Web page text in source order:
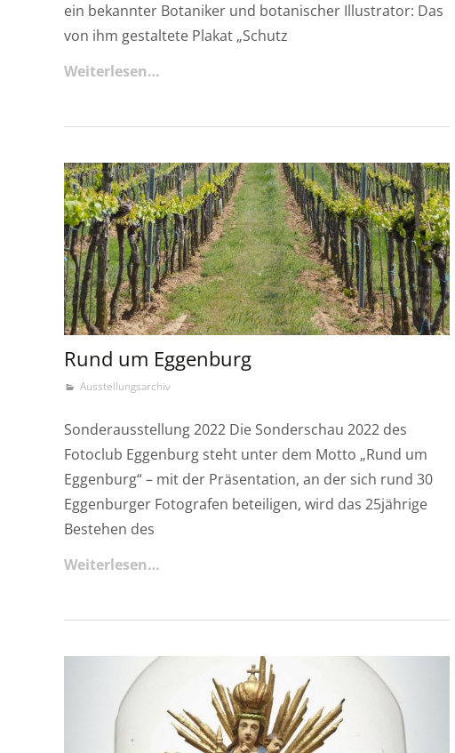
ein bekannter Botaniker und botanischer Illustrator: Das
von ihm gestaltete Plakat „Schutz
Weiterlesen…
Rund um Eggenburg
Ausstellungsarchiv
Sonderausstellung 2022 Die Sonderschau 2022 des
Fotoclub Eggenburg steht unter dem Motto „Rund um
Eggenburg“ – mit der Präsentation, an der sich rund 30
Eggenburger Fotografen beteiligen, wird das 25jährige
Bestehen des
Weiterlesen…